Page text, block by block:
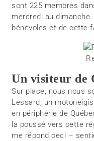
sont 225 membres
mercredi au
bénévoles et de cette
Un visiteur de
Sur place, nous nous
Lessard, un
en périphérie de
la poussé vers cette
me répond ceci –